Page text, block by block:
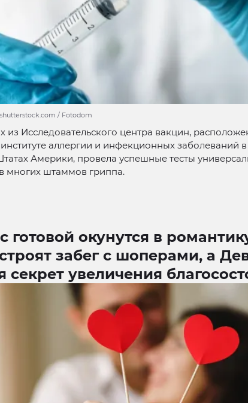
/ Fotodom
из Исследовательского центра вакцин,
аллергии и инфекционных заболеваний в
Америки, провела успешные тесты
многих штаммов гриппа.
готовой окунутся в
забег с шоперами, а
секрет увеличения